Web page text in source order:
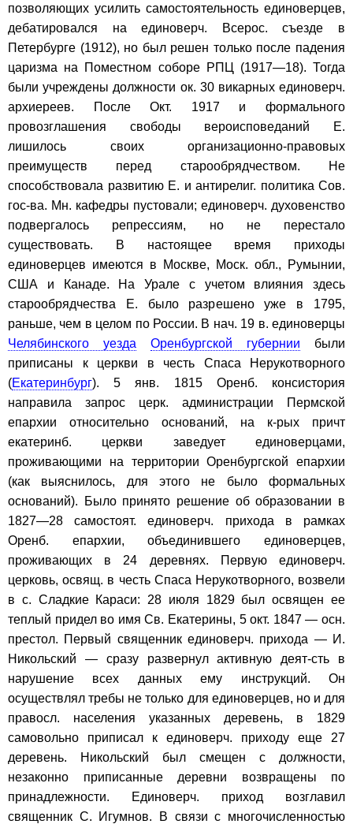
позволяющих усилить самостоятельность единоверцев,
дебатировался на единоверч. Всерос. съезде в
Петербурге (1912), но был решен только после падения
царизма на Поместном соборе РПЦ (1917—18). Тогда
были учреждены должности ок. 30 викарных единоверч.
архиереев. После Окт. 1917 и формального
провозглашения свободы вероисповеданий Е.
лишилось своих организационно-правовых
преимуществ перед старообрядчеством. Не
способствовала развитию Е. и антирелиг. политика Сов.
гос-ва. Мн. кафедры пустовали; единоверч. духовенство
подвергалось репрессиям, но не перестало
существовать. В настоящее время приходы
единоверцев имеются в Москве, Моск. обл., Румынии,
США и Канаде. На Урале с учетом влияния здесь
старообрядчества Е. было разрешено уже в 1795,
раньше, чем в целом по России. В нач. 19 в. единоверцы
Челябинского уезда
Оренбургской губернии были
приписаны к церкви в честь Спаса Нерукотворного
(Екатеринбург). 5 янв. 1815 Оренб. консистория
направила запрос церк. администрации Пермской
епархии относительно оснований, на к-рых причт
екатеринб. церкви заведует единоверцами,
проживающими на территории Оренбургской епархии
(как выяснилось, для этого не было формальных
оснований). Было принято решение об образовании в
1827—28 самостоят. единоверч. прихода в рамках
Оренб. епархии, объединившего единоверцев,
проживающих в 24 деревнях. Первую единоверч.
церковь, освящ. в честь Спаса Нерукотворного, возвели
в с. Сладкие Караси: 28 июля 1829 был освящен ее
теплый придел во имя Св. Екатерины, 5 окт. 1847 — осн.
престол. Первый священник единоверч. прихода — И.
Никольский — сразу развернул активную деят-сть в
нарушение всех данных ему инструкций. Он
осуществлял требы не только для единоверцев, но и для
правосл. населения указанных деревень, в 1829
самовольно приписал к единоверч. приходу еще 27
деревень. Никольский был смещен с должности,
незаконно приписанные деревни возвращены по
принадлежности. Единоверч. приход возглавил
священник С. Игумнов. В связи с многочисленностью